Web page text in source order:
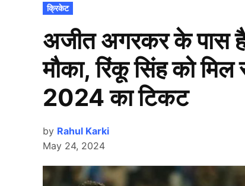
POSTED
IN
क्रिकेट
अजीत अगरकर के पास
मौका, रिंकू सिंह को
2024 का टिकट
by Rahul Karki
May 24, 2024